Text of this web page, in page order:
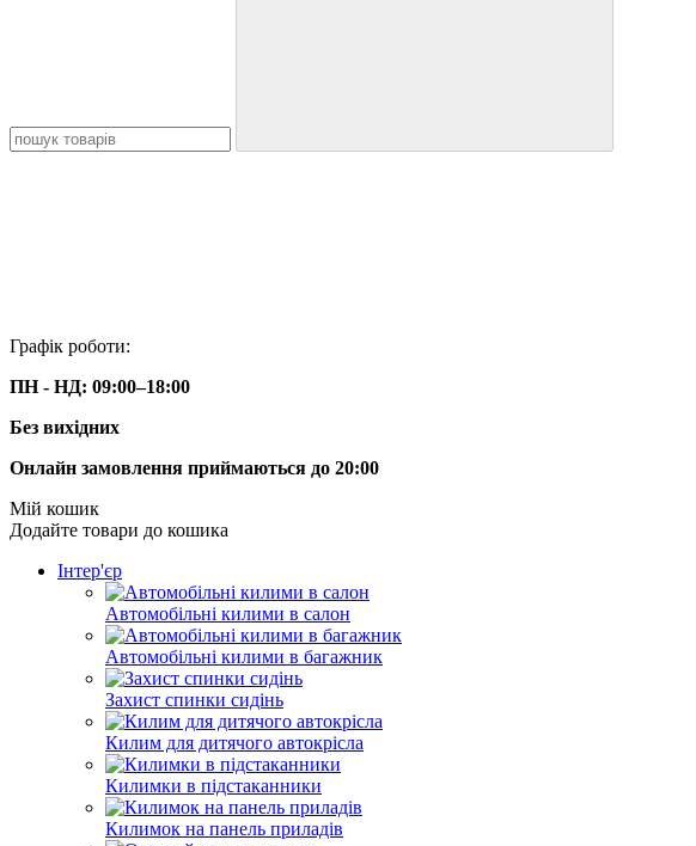
Графік роботи:
ПН - НД: 09:00–18:00
Без вихідних
Онлайн замовлення приймаються до 20:00
Мій кошик
Додайте товари до кошика
Інтер'єр
Автомобільні килими в салон
Автомобільні килими в багажник
Захист спинки сидінь
Килим для дитячого автокрісла
Килимки в підстаканники
Килимок на панель приладів